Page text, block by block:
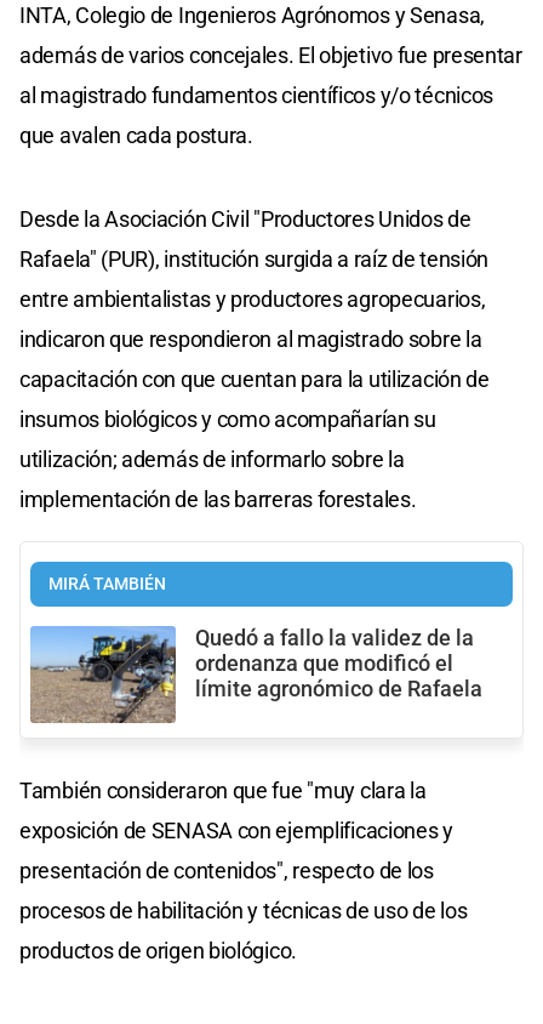
INTA, Colegio de Ingenieros Agrónomos y Senasa,
además de varios concejales. El objetivo fue presentar
al magistrado fundamentos científicos y/o técnicos
que avalen cada postura.
Desde la Asociación Civil "Productores Unidos de
Rafaela" (PUR), institución surgida a raíz de tensión
entre ambientalistas y productores agropecuarios,
indicaron que respondieron al magistrado sobre la
capacitación con que cuentan para la utilización de
insumos biológicos y como acompañarían su
utilización; además de informarlo sobre la
implementación de las barreras forestales.
MIRÁ TAMBIÉN
Quedó a fallo la validez de la
ordenanza que modificó el
límite agronómico de Rafaela
También consideraron que fue "muy clara la
exposición de SENASA con ejemplificaciones y
presentación de contenidos", respecto de los
procesos de habilitación y técnicas de uso de los
productos de origen biológico.